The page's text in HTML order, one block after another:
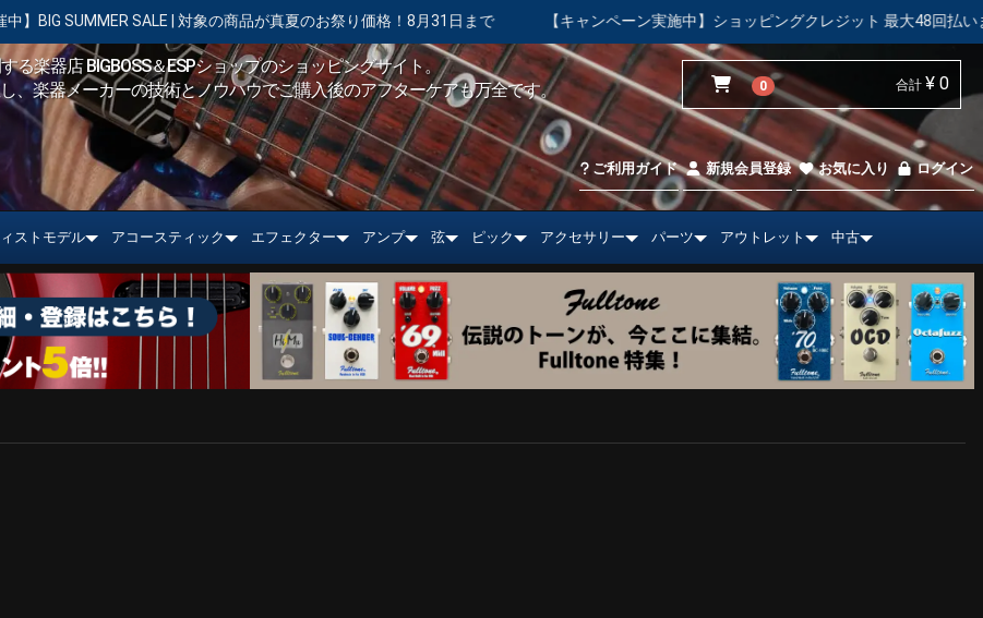
SALE | 対象の商品が真夏のお祭り価格！8月31日まで 【キャンペーン実施中】ショッピングクレジット 最大48回払いまで金利手数
る楽器店 BIGBOSS＆ESPショップのショッピングサイト。
、楽器メーカーの技術とノウハウでご購入後のアフターケアも万全です。
0 合計 ¥ 0
ご利用ガイド 新規会員登録 お気に入り ログイン
ストモデル アコースティック エフェクター アンプ 弦 ピック アクセサリー パーツ アウトレット 中古